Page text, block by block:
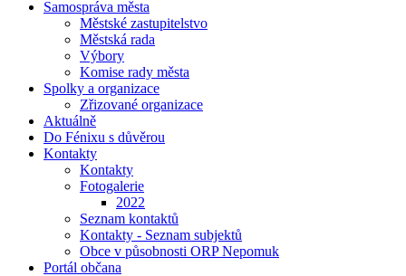
Samospráva města
Městské zastupitelstvo
Městská rada
Výbory
Komise rady města
Spolky a organizace
Zřizované organizace
Aktuálně
Do Fénixu s důvěrou
Kontakty
Kontakty
Fotogalerie
2022
Seznam kontaktů
Kontakty - Seznam subjektů
Obce v působnosti ORP Nepomuk
Portál občana